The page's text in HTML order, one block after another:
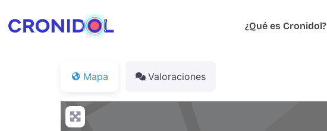
¿Qué es Cronidol?
Mapa Valoraciones